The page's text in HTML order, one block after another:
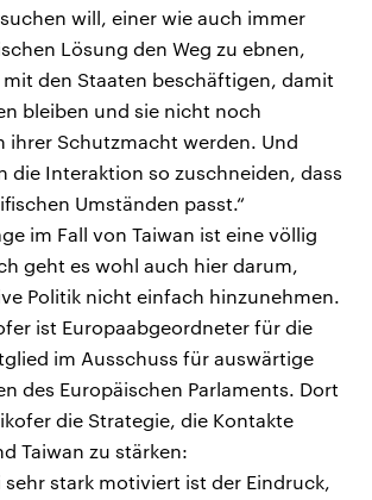
will, einer wie auch immer
Lösung den Weg zu ebnen,
den Staaten beschäftigen, damit
bleiben und sie nicht noch
ihrer Schutzmacht werden. Und
die Interaktion so zuschneiden, dass
Umständen passt.“
im Fall von Taiwan ist eine völlig
geht es wohl auch hier darum,
Politik nicht einfach hinzunehmen.
ist Europaabgeordneter für die
im Ausschuss für auswärtige
des Europäischen Parlaments. Dort
die Strategie, die Kontakte
Taiwan zu stärken:
sehr stark motiviert ist der Eindruck,